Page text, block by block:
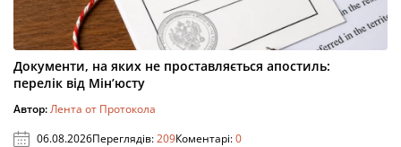
Документи, на яких не проставляється апостиль:
перелік від Мін’юсту
Автор:Лента от Протокола
06.08.2026Переглядів:209Коментарі:0